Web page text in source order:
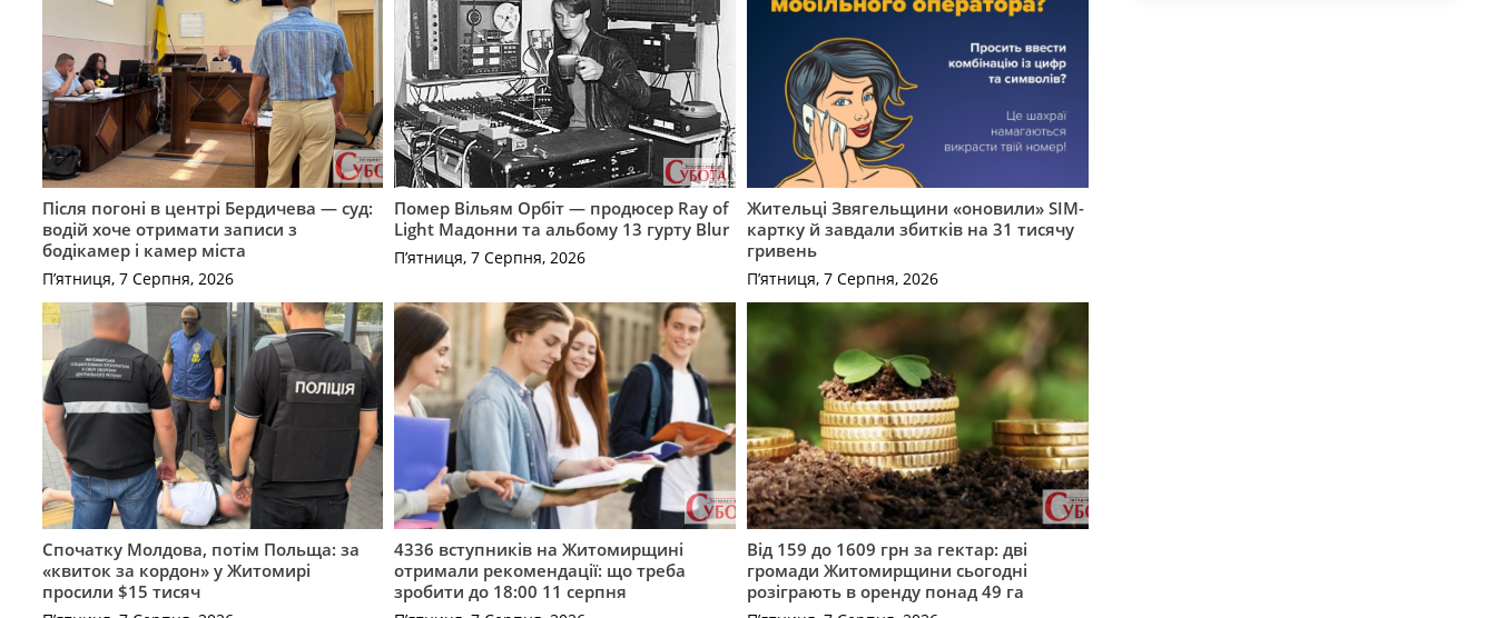
Після погоні в центрі Бердичева — суд:
водій хоче отримати записи з
бодікамер і камер міста
П’ятниця, 7 Серпня, 2026
Помер Вільям Орбіт — продюсер Ray of
Light Мадонни та альбому 13 гурту Blur
П’ятниця, 7 Серпня, 2026
Жительці Звягельщини «оновили» SIM-
картку й завдали збитків на 31 тисячу
гривень
П’ятниця, 7 Серпня, 2026
Спочатку Молдова, потім Польща: за
«квиток за кордон» у Житомирі
просили $15 тисяч
4336 вступників на Житомирщині
отримали рекомендації: що треба
зробити до 18:00 11 серпня
Від 159 до 1609 грн за гектар: дві
громади Житомирщини сьогодні
розіграють в оренду понад 49 га